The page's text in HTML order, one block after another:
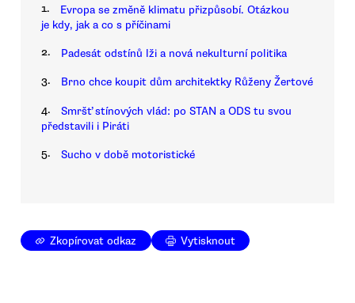
1.
Evropa se změně klimatu přizpůsobí. Otázkou
je kdy, jak a co s příčinami
2. Padesát odstínů lži a nová nekulturní politika
3. Brno chce koupit dům architektky Růženy Žertové
4.
Smršť stínových vlád: po STAN a ODS tu svou
představili i Piráti
5. Sucho v době motoristické
Zkopírovat odkaz Vytisknout